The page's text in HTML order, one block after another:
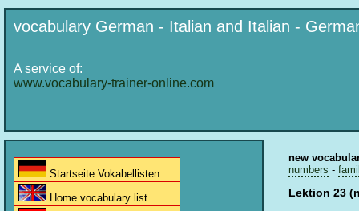
vocabulary German - Italian and Italian -
A service of:
www.vocabulary-trainer-online.com
Startseite Vokabellisten
Home vocabulary list
new
numbers -
Lektion 23